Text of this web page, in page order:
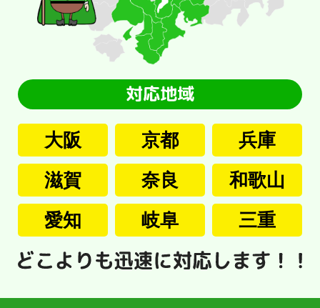
大阪 京都
兵庫
滋賀
奈良
和歌山
愛知
岐阜 三重